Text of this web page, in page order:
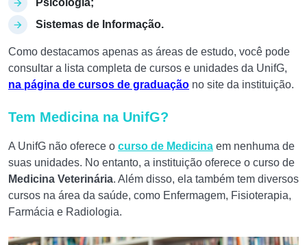
Sistemas de Informação.
Como destacamos apenas as áreas de estudo, você pode
consultar a lista completa de cursos e unidades da UnifG,
na página de cursos de graduação no site da instituição.
Tem Medicina na UnifG?
A UnifG não oferece o curso de Medicina em nenhuma de
suas unidades. No entanto, a instituição oferece o curso de
Medicina Veterinária. Além disso, ela também tem diversos
cursos na área da saúde, como Enfermagem, Fisioterapia,
Farmácia e Radiologia.